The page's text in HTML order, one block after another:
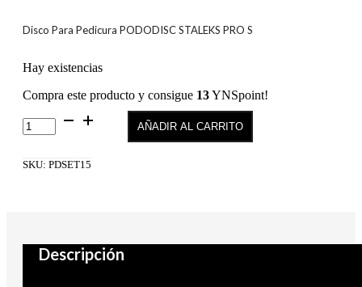
Disco Para Pedicura PODODISC STALEKS PRO S
Hay existencias
Compra este producto y consigue 13YNSpoint!
PODODISC
PRO
cantidad
AÑADIR AL CARRITO
SKU: PDSET15
Descripción